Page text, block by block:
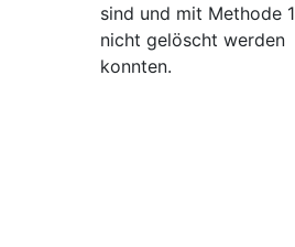
sind und mit Methode 1
nicht gelöscht werden
konnten.